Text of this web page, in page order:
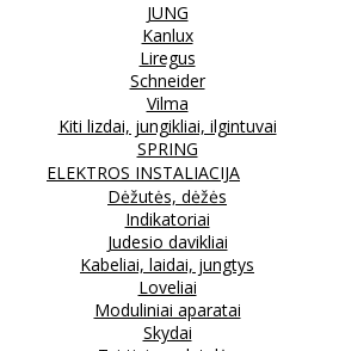
JUNG
Kanlux
Liregus
Schneider
Vilma
Kiti lizdai, jungikliai, ilgintuvai
SPRING
ELEKTROS INSTALIACIJA
Dėžutės, dėžės
Indikatoriai
Judesio davikliai
Kabeliai, laidai, jungtys
Loveliai
Moduliniai aparatai
Skydai